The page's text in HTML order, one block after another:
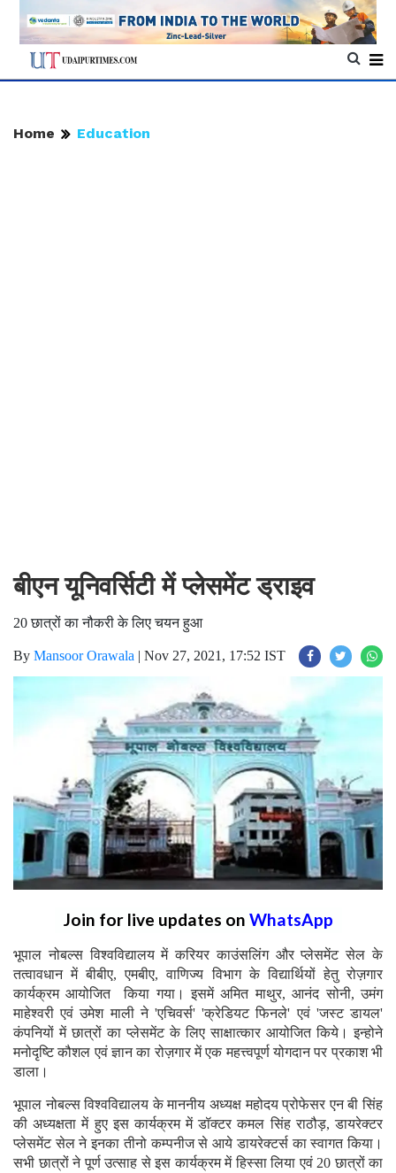
Home Education
बीएन यूनिवर्सिटी में प्लेसमेंट ड्राइव
20 छात्रों का नौकरी के लिए चयन हुआ
By Mansoor Orawala | Nov 27, 2021, 17:52 IST
Join for live updates on WhatsApp
भूपाल नोबल्स विश्वविद्यालय में करियर काउंसलिंग और प्लेसमेंट सेल के
तत्वावधान में बीबीए, एमबीए, वाणिज्य विभाग के विद्यार्थियों हेतु रोज़गार
कार्यक्रम आयोजित किया गया। इसमें अमित माथुर, आनंद सोनी, उमंग
माहेश्वरी एवं उमेश माली ने 'एचिवर्स' 'क्रेडियट फिनले' एवं 'जस्ट डायल'
कंपनियों में छात्रों का प्लेसमेंट के लिए साक्षात्कार आयोजित किये। इन्होने
मनोदृष्टि कौशल एवं ज्ञान का रोज़गार में एक महत्त्वपूर्ण योगदान पर प्रकाश भी
डाला।
भूपाल नोबल्स विश्वविद्यालय के माननीय अध्यक्ष महोदय प्रोफेसर एन बी सिंह
की अध्यक्षता में हुए इस कार्यक्रम में डॉक्टर कमल सिंह राठौड़, डायरेक्टर
प्लेसमेंट सेल ने इनका तीनो कम्पनीज से आये डायरेक्टर्स का स्वागत किया।
सभी छात्रों ने पूर्ण उत्साह से इस कार्यक्रम में हिस्सा लिया एवं 20 छात्रों का